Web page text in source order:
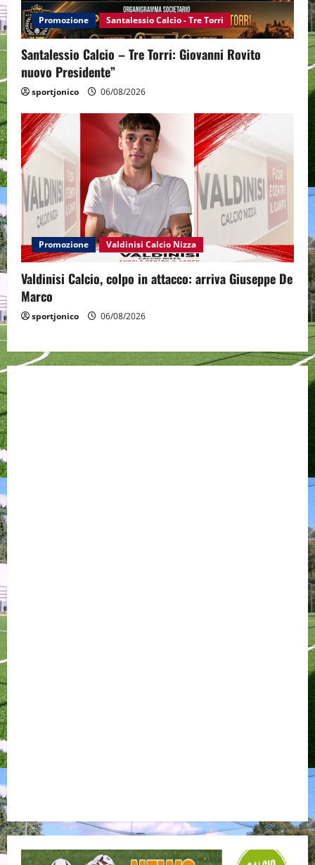
Promozione Santalessio Calcio - Tre Torri
Santalessio Calcio – Tre Torri: Giovanni Rovito
nuovo Presidente”
sportjonico 06/08/2026
Promozione Valdinisi Calcio Nizza
Valdinisi Calcio, colpo in attacco: arriva Giuseppe De
Marco
sportjonico 06/08/2026